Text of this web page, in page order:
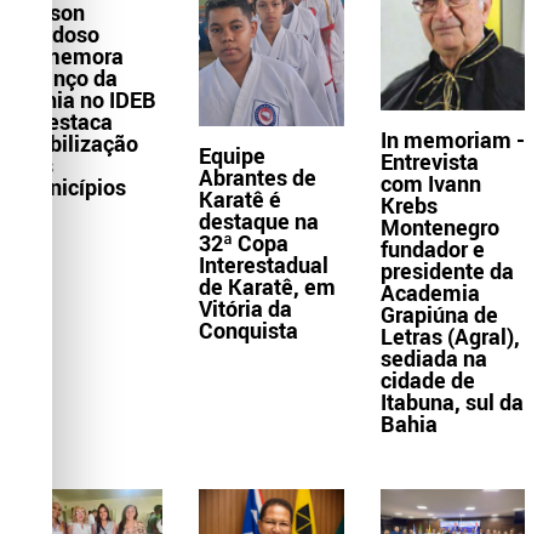
Wilson
Cardoso
comemora
avanço da
Bahia no IDEB
e destaca
mobilização
dos
municípios
Equipe
Abrantes de
Karatê é
destaque na
32ª Copa
Interestadual
de Karatê, em
Vitória da
Conquista
In memoriam -
Entrevista
com Ivann
Krebs
Montenegro
fundador e
presidente da
Academia
Grapiúna de
Letras (Agral),
sediada na
cidade de
Itabuna, sul da
Bahia